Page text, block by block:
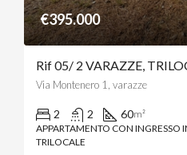
€395.000
Via Montenero 1, varazze
2 2 60m²
APPARTAMENTO CON INGRESSO
TRILOCALE